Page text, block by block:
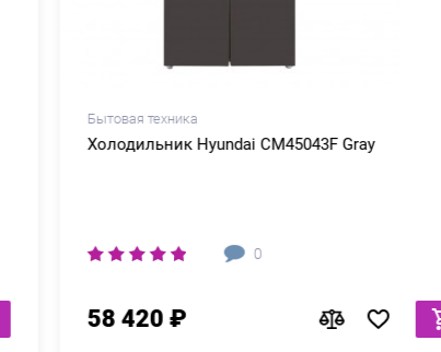
Бытовая техника
Холодильник Hyundai CM45043F Gray
0
58 420 ₽